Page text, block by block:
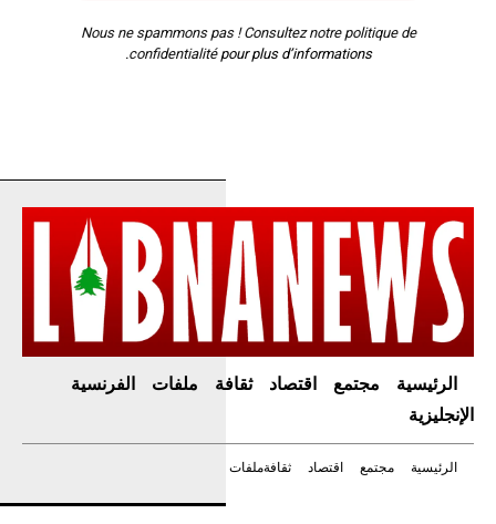
Nous ne spammons pas ! Consultez notre politique de
confidentialitépour plus d’informations.
الرئيسية مجتمع اقتصاد ثقافة ملفات
الفرنسية
الإنجليزية
الرئيسية مجتمع اقتصاد ثقافةملفات